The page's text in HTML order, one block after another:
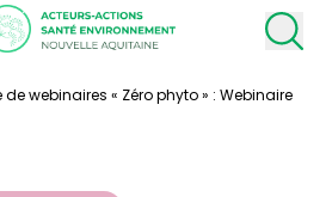
de webinaires « Zéro phyto » : Webinaire